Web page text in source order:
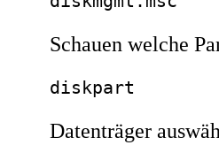
Schauen welche
diskpart
Datenträger